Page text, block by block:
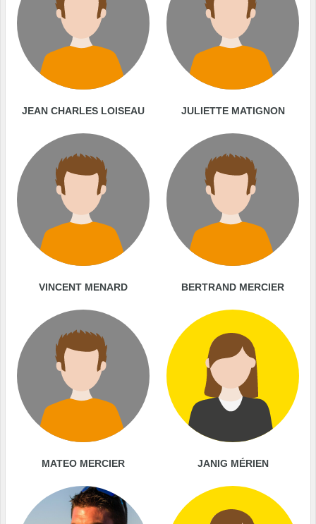
JEAN CHARLES LOISEAU JULIETTE MATIGNON
VINCENT MENARD BERTRAND MERCIER
MATEO MERCIER JANIG MÉRIEN